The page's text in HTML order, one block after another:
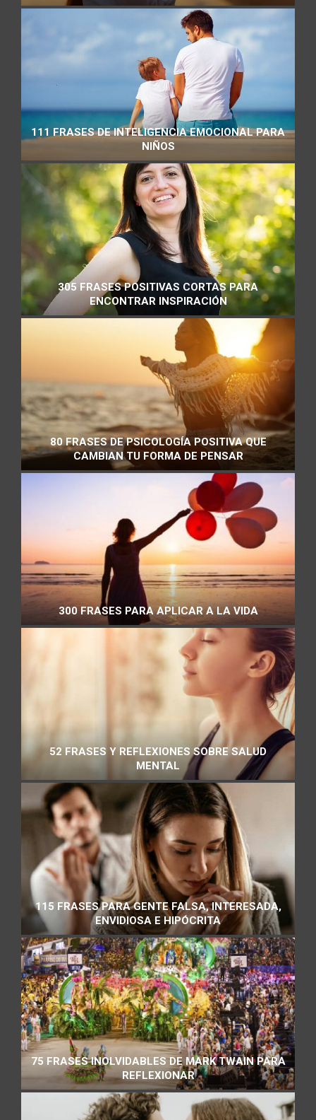
111 FRASES DE INTELIGENCIA EMOCIONAL PARA
NIÑOS
305 FRASES POSITIVAS CORTAS PARA
ENCONTRAR INSPIRACIÓN
80 FRASES DE PSICOLOGÍA POSITIVA QUE
CAMBIAN TU FORMA DE PENSAR
300 FRASES PARA APLICAR A LA VIDA
52 FRASES Y REFLEXIONES SOBRE SALUD
MENTAL
115 FRASES PARA GENTE FALSA, INTERESADA,
ENVIDIOSA E HIPÓCRITA
75 FRASES INOLVIDABLES DE MARK TWAIN PARA
REFLEXIONAR